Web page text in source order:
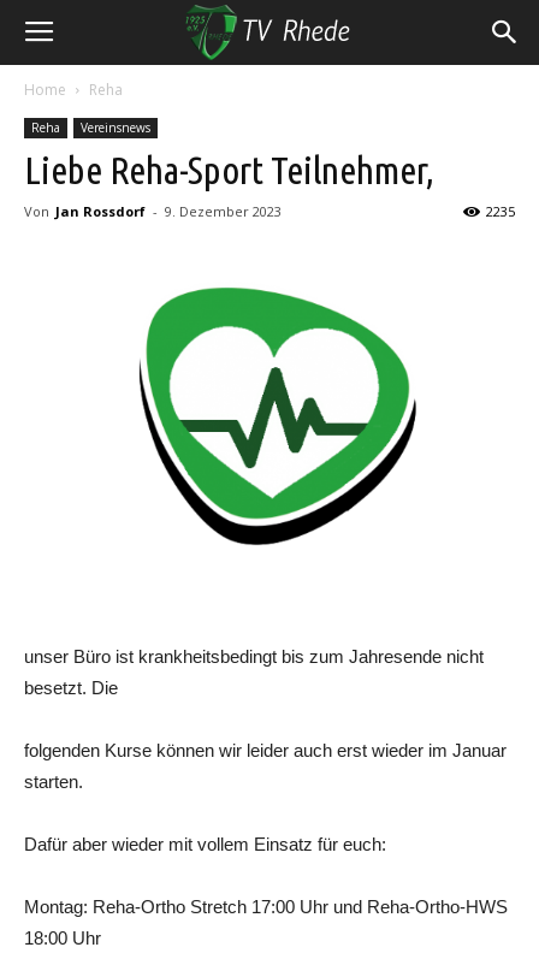
Home Reha
Reha Vereinsnews
Liebe Reha-Sport Teilnehmer,
Von Jan Rossdorf - 9. Dezember 2023 2235
unser Büro ist krankheitsbedingt bis zum Jahresende nicht
besetzt. Die
folgenden Kurse können wir leider auch erst wieder im Januar
starten.
Dafür aber wieder mit vollem Einsatz für euch:
Montag: Reha-Ortho Stretch 17:00 Uhr und Reha-Ortho-HWS
18:00 Uhr